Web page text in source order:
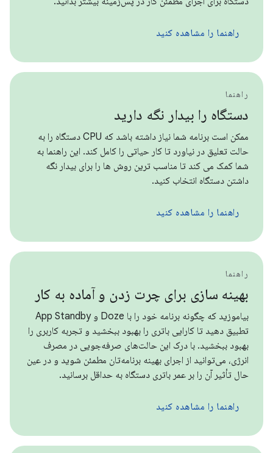
راهنما را مشاهده کنید
راهنما
دستگاه را بیدار نگه دارید
ممکن است برنامه شما نیاز داشته باشد که CPU دستگاه را به
حالت تعلیق در نیاورد تا کار حیاتی را کامل کند. این راهنما به
شما کمک می کند تا مناسب ترین روش ها را برای بیدار نگه
داشتن دستگاه انتخاب کنید.
راهنما را مشاهده کنید
راهنما
بهینه سازی برای چرت زدن و آماده به کار
بیاموزید که چگونه برنامه خود را با Doze و App Standby
تطبیق دهید تا کارایی باتری را بهبود ببخشید و تجربه کاربری را
بهبود ببخشید. با درک این حالت‌های صرفه‌جویی در مصرف
انرژی، می‌توانید از اجرای بهینه برنامه‌تان مطمئن شوید و در عین
حال تأثیر آن را بر عمر باتری دستگاه به حداقل برسانید.
راهنما را مشاهده کنید